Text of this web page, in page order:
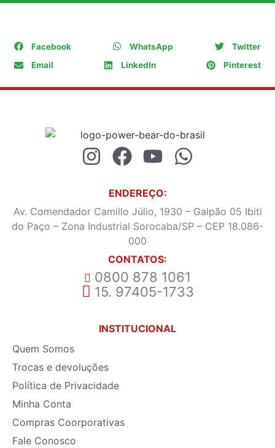
Facebook WhatsApp
Twitter
Email
LinkedIn Pinterest
ENDEREÇO:
Av. Comendador Camillo Júlio, 1930 – Galpão 05 Ibiti
do Paço – Zona Industrial Sorocaba/SP – CEP 18.086-
000
CONTATOS:
0800 878 1061
15. 97405-1733
INSTITUCIONAL
Quem Somos
Trocas e devoluções
Política de Privacidade
Minha Conta
Compras Coorporativas
Fale Conosco